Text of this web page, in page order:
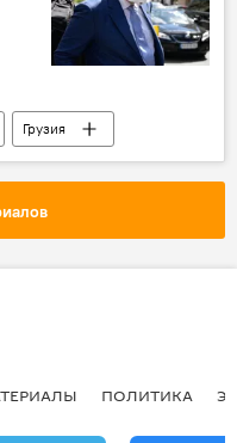
Грузия
ПОЛИТИКА